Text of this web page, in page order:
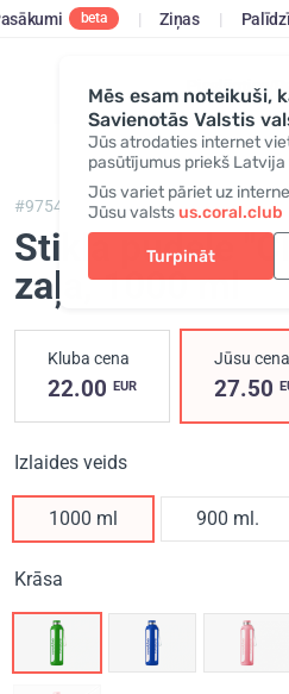
Mēs esam noteikuši,
Savienotās Valstis
Jūs atrodaties internet
pasūtījumus priekš
Jūs variet pāriet uz
Jūsu valstsus.coral.club
Turpināt
beta | Ziņas |
Pieslēgties/
#97542, ClearWater glass bottle
Stikla pudele
zaļa
, 1000 ml
Kluba cena
22.00 EUR
Jūsu cena
27.50
Izlaides veids
1000 ml 900 ml.
Krāsa